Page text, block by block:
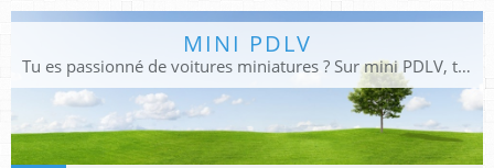
MINI PDLV
Tu es passionné de voitures miniatures ? Sur mini PDLV, tu trouveras les meilleurs bons plans pour acheter des voitures au 1:43, 1:18 ou 1:24. Tu pourras aussi découvrir des modèles de collection sous tous leurs angles. Pour ne rien louper de l'actualité des voitures miniatures, rejoins-nous !